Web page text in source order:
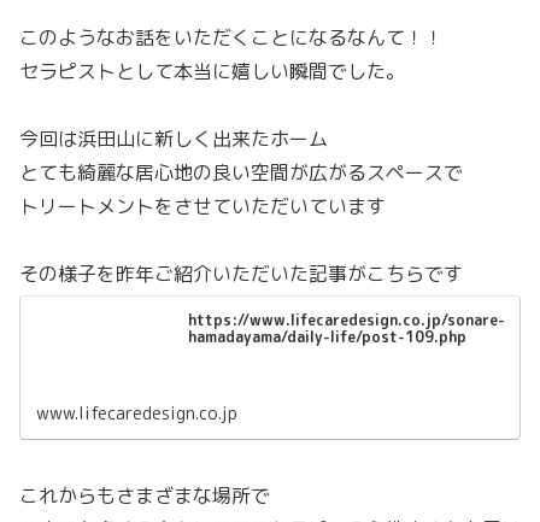
このようなお話をいただくことになるなんて！！
セラピストとして本当に嬉しい瞬間でした。
今回は浜田山に新しく出来たホーム
とても綺麗な居心地の良い空間が広がるスペースで
トリートメントをさせていただいています
その様子を昨年ご紹介いただいた記事がこちらです
https://www.lifecaredesign.co.jp/sonare-
hamadayama/daily-life/post-109.php
www.lifecaredesign.co.jp
これからもさまざまな場所で